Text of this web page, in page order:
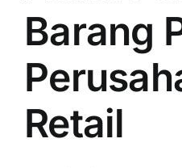
Barang
Retail